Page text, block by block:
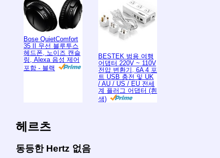
Bose QuietComfort
35 II 무선 블루투스
헤드폰, 노이즈 캔슬
링, Alexa 음성 제어
포함 - 블랙
BESTEK 범용 여행
어댑터 220V ~ 110V
전압 변환기, 6A 4 포
트 USB 충전 및 UK
/ AU / US / EU 전세
계 플러그 어댑터 (흰
색)
헤르츠
동등한 Hertz 없음